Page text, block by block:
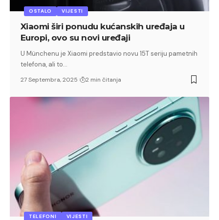
OSTALO VIJESTI
Xiaomi širi ponudu kućanskih uređaja u
Europi, ovo su novi uređaji
U Münchenu je Xiaomi predstavio novu 15T seriju pametnih
telefona, ali to…
27 Septembra, 2025 2 min čitanja
TELEFONI VIJESTI